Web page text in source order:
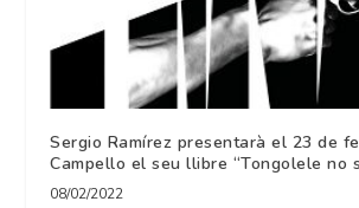
Sergio Ramírez presentarà el 23 de
Campello el seu llibre “Tongolele no
08/02/2022